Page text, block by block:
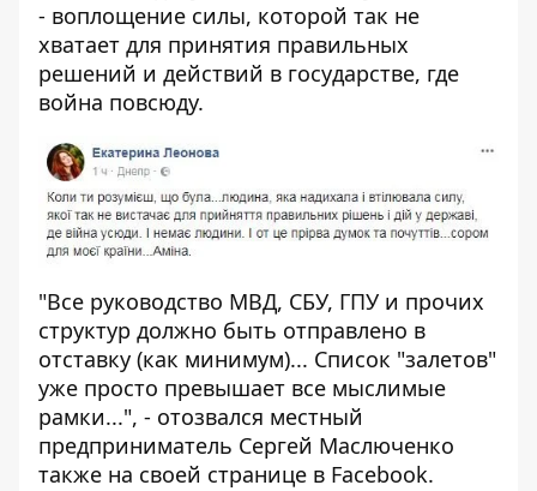
- воплощение силы, которой так не
хватает для принятия правильных
решений и действий в государстве, где
война повсюду.
"Все руководство МВД, СБУ, ГПУ и прочих
структур должно быть отправлено в
отставку (как минимум)... Список "залетов"
уже просто превышает все мыслимые
рамки...", - отозвался местный
предприниматель Сергей Маслюченко
также на своей странице в Facebook.